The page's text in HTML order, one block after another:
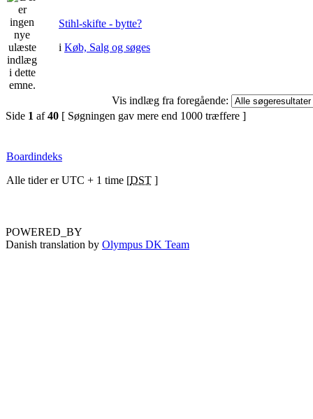
Stihl-skifte - bytte?
i Køb, Salg og søges
Vis indlæg fra foregående:
Side 1 af40 [ Søgningen gav mere end 1000 træffere ]
Boardindeks
Alle tider er UTC + 1 time [DST ]
POWERED_BY
Danish translation by Olympus DK Team